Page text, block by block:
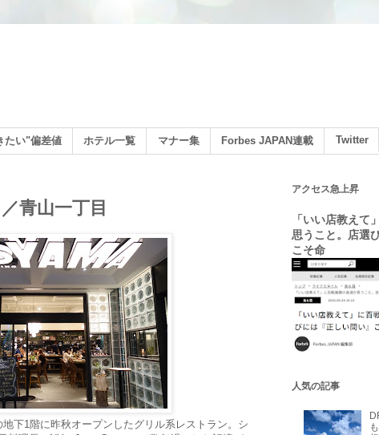
たい"偏差値 ホテル一覧 マナー集 Forbes JAPAN連載 Twitter
青山一丁目
下1階に昨秋オープンしたグリル系レストラン。シ
アクセス急上昇
「いい店教えて
思うこと。店選
こそ命
人気の記事